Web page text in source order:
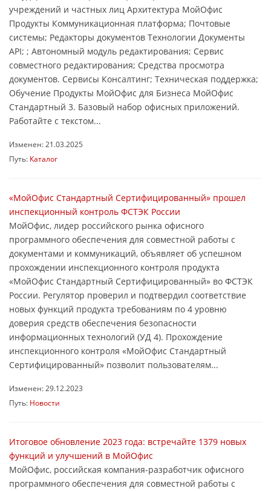
учреждений и частных лиц Архитектура МойОфис
Продукты Коммуникационная платформа; Почтовые
системы; Редакторы документов Технологии Документы
API; ; Автономный модуль редактирования; Сервис
совместного редактирования; Средства просмотра
документов. Сервисы Консалтинг; Техническая поддержка;
Обучение Продукты МойОфис для Бизнеса МойОфис
Стандартный 3. Базовый набор офисных приложений.
Работайте с текстом...
Изменен: 21.03.2025
Путь: Каталог
«МойОфис Стандартный Сертифицированный» прошел
инспекционный контроль ФСТЭК России
МойОфис, лидер российского рынка офисного
программного обеспечения для совместной работы с
документами и коммуникаций, объявляет об успешном
прохождении инспекционного контроля продукта
«МойОфис Стандартный Сертифицированный» во ФСТЭК
России. Регулятор проверил и подтвердил соответствие
новых функций продукта требованиям по 4 уровню
доверия средств обеспечения безопасности
информационных технологий (УД 4). Прохождение
инспекционного контроля «МойОфис Стандартный
Сертифицированный» позволит пользователям...
Изменен: 29.12.2023
Путь: Новости
Итоговое обновление 2023 года: встречайте 1379 новых
функций и улучшений в МойОфис
МойОфис, российская компания-разработчик офисного
программного обеспечения для совместной работы с